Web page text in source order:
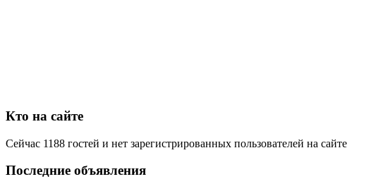
Кто на сайте
Сейчас 1188 гостей и нет зарегистрированных пользователей на сайте
Последние объявления